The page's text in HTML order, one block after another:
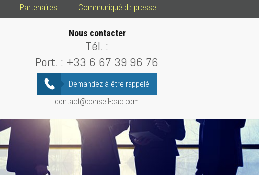
Partenaires Communiqué de presse
Nous contacter
Tél. :
Port. : +33 6 67 39 96 76
Demandez à être rappelé
contact@conseil-cac.com